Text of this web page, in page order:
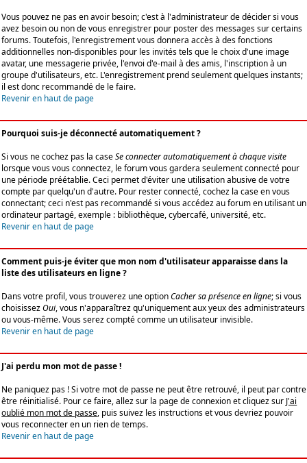
Vous pouvez ne pas en avoir besoin; c'est à l'administrateur de décider si vous
avez besoin ou non de vous enregistrer pour poster des messages sur certains
forums. Toutefois, l'enregistrement vous donnera accès à des fonctions
additionnelles non-disponibles pour les invités tels que le choix d'une image
avatar, une messagerie privée, l'envoi d'e-mail à des amis, l'inscription à un
groupe d'utilisateurs, etc. L'enregistrement prend seulement quelques instants;
il est donc recommandé de le faire.
Revenir en haut de page
Pourquoi suis-je déconnecté automatiquement ?
Si vous ne cochez pas la caseSe connecter automatiquement à chaque visite
lorsque vous vous connectez, le forum vous gardera seulement connecté pour
une période préétablie. Ceci permet d'éviter une utilisation abusive de votre
compte par quelqu'un d'autre. Pour rester connecté, cochez la case en vous
connectant; ceci n'est pas recommandé si vous accédez au forum en utilisant un
ordinateur partagé, exemple : bibliothèque, cybercafé, université, etc.
Revenir en haut de page
Comment puis-je éviter que mon nom d'utilisateur apparaisse dans la
liste des utilisateurs en ligne ?
Dans votre profil, vous trouverez une optionCacher sa présence en ligne; si vous
choisissezOui, vous n'apparaîtrez qu'uniquement aux yeux des administrateurs
ou vous-même. Vous serez compté comme un utilisateur invisible.
Revenir en haut de page
J'ai perdu mon mot de passe !
Ne paniquez pas ! Si votre mot de passe ne peut être retrouvé, il peut par contre
être réinitialisé. Pour ce faire, allez sur la page de connexion et cliquez sur J'ai
oublié mon mot de passe, puis suivez les instructions et vous devriez pouvoir
vous reconnecter en un rien de temps.
Revenir en haut de page